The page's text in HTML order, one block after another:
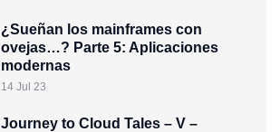
¿Sueñan los mainframes con
ovejas…? Parte 5: Aplicaciones
modernas
14 Jul 23
Journey to Cloud Tales – V –